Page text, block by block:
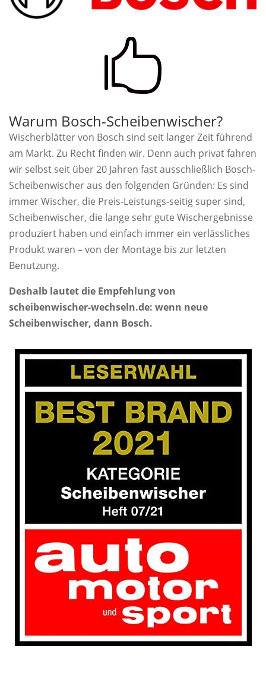

Warum Bosch-Scheibenwischer?
Wischerblätter von Bosch sind seit langer Zeit führend
am Markt. Zu Recht finden wir. Denn auch privat fahren
wir selbst seit über 20 Jahren fast ausschließlich Bosch-
Scheibenwischer aus den folgenden Gründen: Es sind
immer Wischer, die Preis-Leistungs-seitig super sind,
Scheibenwischer, die lange sehr gute Wischergebnisse
produziert haben und einfach immer ein verlässliches
Produkt waren – von der Montage bis zur letzten
Benutzung.
Deshalb lautet die Empfehlung von
scheibenwischer-wechseln.de: wenn neue
Scheibenwischer, dann Bosch.